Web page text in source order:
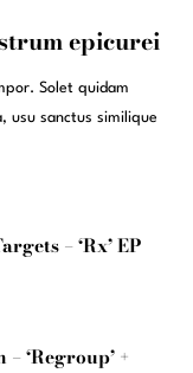
epicurei
Solet quidam
usu sanctus similique
– ‘Rx’ EP
‘Regroup’ +